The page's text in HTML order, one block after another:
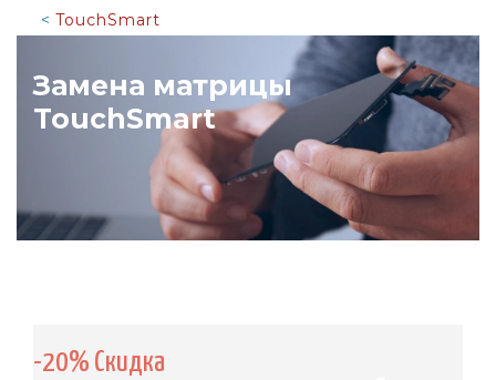
TouchSmart
Замена матрицы
TouchSmart
-20% Скидка